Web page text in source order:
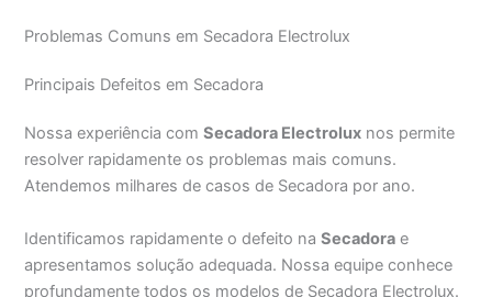
Problemas Comuns em Secadora Electrolux
Principais Defeitos em Secadora
Nossa experiência comSecadora Electrolux nos permite
resolver rapidamente os problemas mais comuns.
Atendemos milhares de casos de Secadora por ano.
Identificamos rapidamente o defeito naSecadora e
apresentamos solução adequada. Nossa equipe conhece
profundamente todos os modelos de Secadora Electrolux.